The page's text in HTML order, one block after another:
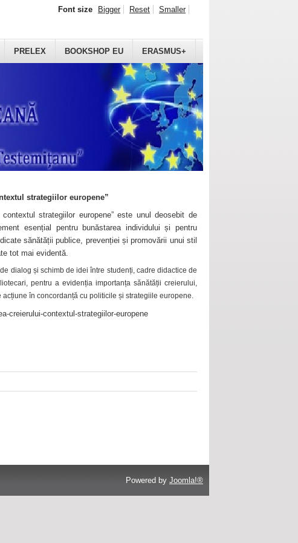
PRELEX BOOKSHOP EU ERASMUS+
Font size Bigger Reset Smaller
strategiilor europene”
strategiilor europene” este unul deosebit de
esențial pentru bunăstarea individului și pentru
sănătății publice, prevenției și promovării unui stil
tot mai evidentă.
dialog și schimb de idei între studenți, cadre didactice de
pentru a evidenția importanța sănătății creierului,
în concordanță cu politicile și strategiile europene.
creierului-contextul-strategiilor-europene
Powered by Joomla!®